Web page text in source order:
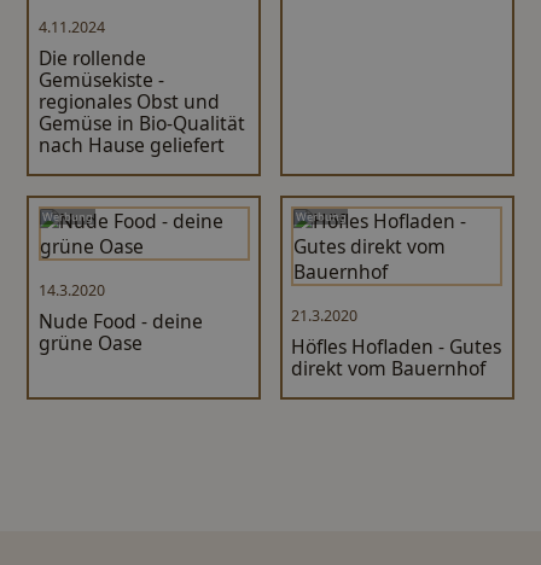
4.11.2024
Die rollende
Gemüsekiste -
regionales Obst und
Gemüse in Bio-Qualität
nach Hause geliefert
Werbung
14.3.2020
Nude Food - deine
grüne Oase
Werbung
21.3.2020
Höfles Hofladen - Gutes
direkt vom Bauernhof